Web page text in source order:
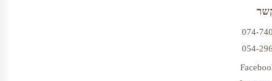
074-
054-